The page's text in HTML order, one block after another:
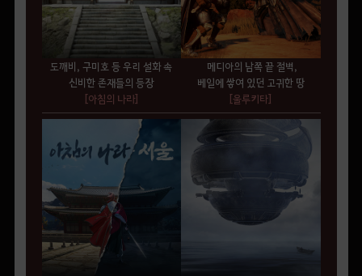
도깨비, 구미호 등 우리 설화 속
신비한 존재들의 등장
[아침의 나라]
메디아의 남쪽 끝 절벽,
베일에 쌓여 있던 고귀한 땅
[울루키타]